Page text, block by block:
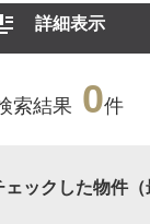
詳細表示
索結果 0件
ェックした物件